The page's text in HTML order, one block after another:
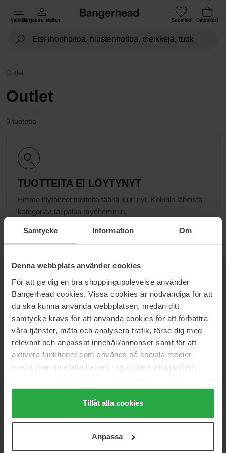
Samtycke Information Om
Denna webbplats använder cookies
För att ge dig en bra shoppingupplevelse använder
Bangerhead cookies. Vissa cookies är nödvändiga för att
du ska kunna använda webbplatsen, medan ditt
samtycke krävs för att använda cookies för att förbättra
våra tjänster, mäta och analysera trafik, förse dig med
relevant och anpassat innehåll/annonser samt för att
aktivera funktioner som används på sociala medier
media (kan innefatta behandling av personuppgifter).
Genom att trycka på "Tillåt alla cookies" accepterar du
alla cookies, medan du under "Detaljer" kan anpassa
användningen av cookies. Du kan när som helst återkalla
samt vår Integritetspolicy.
Tillåt alla cookies
Anpassa
ValikkoKirjaudu sisään Suosikki Ostoskori
Outlet
Outlet
0 tuotetta
TUOTTEITA EI LÖYTYNYT
Emme löytäneet tuotteita täältä juuri nyt. Kokeile läheistä
kategoriaa tai palaa myöhemmin.
UUTISKIRJEOLE ENSIMMÄISTEN JOUKOSSA
Haluatko parhaat kauneusuutiset suoraan sähköpostiisi? Saat
uusimmat trendit, vinkit ja eksklusiiviset tarjoukset!
TURVALLINEN MAKSU